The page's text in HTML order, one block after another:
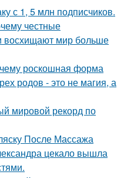
с 1, 5 млн подписчиков.
честные
восхищают мир больше
роскошная форма
родов - это не магия, а
мировой рекорд по
После Массажа
цекало вышла